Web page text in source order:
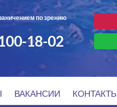
по зрению
18-02
ВАКАНСИИ